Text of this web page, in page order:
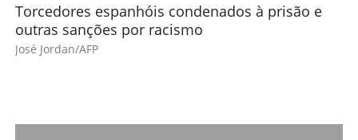
Torcedores espanhóis condenados à prisão e
outras sanções por racismo
José Jordan/AFP